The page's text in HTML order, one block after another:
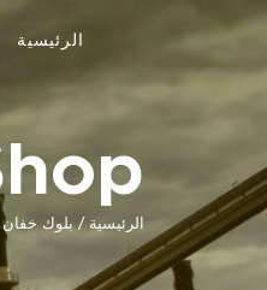
الرئيسية
الرئيسية /بلوك